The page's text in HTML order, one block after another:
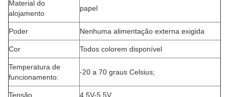
Material do
alojamento
papel
Poder Nenhuma alimentação externa exigida
Cor Todos colorem disponível
Temperatura de
funcionamento:
-20 a 70 graus Celsius;
Tensão 4.5V-5.5V